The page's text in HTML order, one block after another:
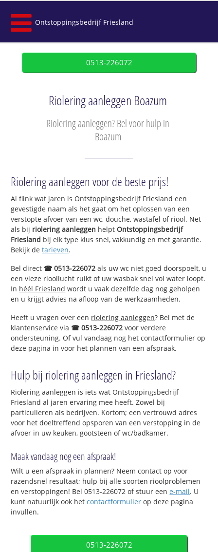
Ontstoppingsbedrijf Friesland
0513-226072
Riolering aanleggen Boazum
Riolering aanleggen? Bel voor hulp in
Boazum
Riolering aanleggen voor de beste prijs!
Al flink wat jaren is Ontstoppingsbedrijf Friesland een
gevestigde naam als het gaat om het oplossen van een
verstopte afvoer van een wc, douche, wastafel of riool. Net
als bij riolering aanleggen helptOntstoppingsbedrijf
Friesland bij elk type klus snel, vakkundig en met garantie.
Bekijk detarieven.
Bel direct ☎ 0513-226072 als uw wc niet goed doorspoelt, u
een vieze rioollucht ruikt of uw wasbak snel vol water loopt.
In héél Friesland wordt u vaak dezelfde dag nog geholpen
en u krijgt advies na afloop van de werkzaamheden.
Heeft u vragen over een riolering aanleggen? Bel met de
klantenservice via ☎ 0513-226072 voor verdere
ondersteuning. Of vul vandaag nog het contactformulier op
deze pagina in voor het plannen van een afspraak.
Hulp bij riolering aanleggen in Friesland?
Riolering aanleggen is iets wat Ontstoppingsbedrijf
Friesland al jaren ervaring mee heeft. Zowel bij
particulieren als bedrijven. Kortom; een vertrouwd adres
voor het doeltreffend opsporen van een verstopping in de
afvoer in uw keuken, gootsteen of wc/badkamer.
Maak vandaag nog een afspraak!
Wilt u een afspraak in plannen? Neem contact op voor
razendsnel resultaat; hulp bij alle soorten rioolproblemen
en verstoppingen! Bel 0513-226072 of stuur eene-mail. U
kunt natuurlijk ook hetcontactformulier op deze pagina
invullen.
0513-226072